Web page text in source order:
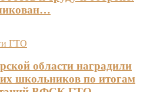
ГТО
области наградили
школьников по итогам